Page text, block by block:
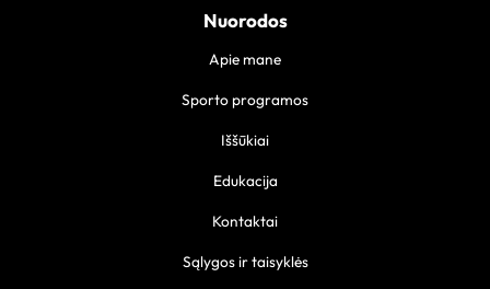
Nuorodos
Apie mane
Sporto programos
Iššūkiai
Edukacija
Kontaktai
Sąlygos ir taisyklės